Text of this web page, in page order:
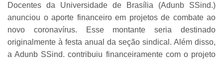
Docentes da Universidade de Brasília (Adunb SSind.)
anunciou o aporte financeiro em projetos de combate ao
novo coronavírus. Esse montante seria destinado
originalmente à festa anual da seção sindical. Além disso,
a Adunb SSind. contribuiu financeiramente com o projeto